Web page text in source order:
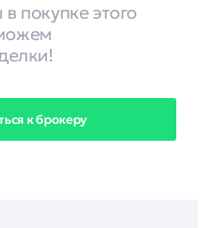
покупке этого
к брокеру